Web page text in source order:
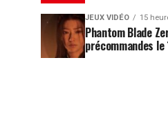
JEUX VIDÉO 15
Phantom Blade
précommandes le